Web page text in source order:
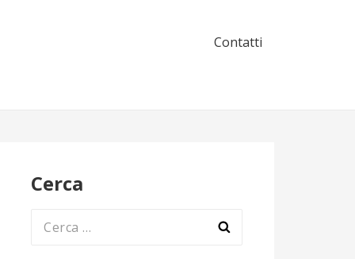
Contatti
Cerca
Ricerca